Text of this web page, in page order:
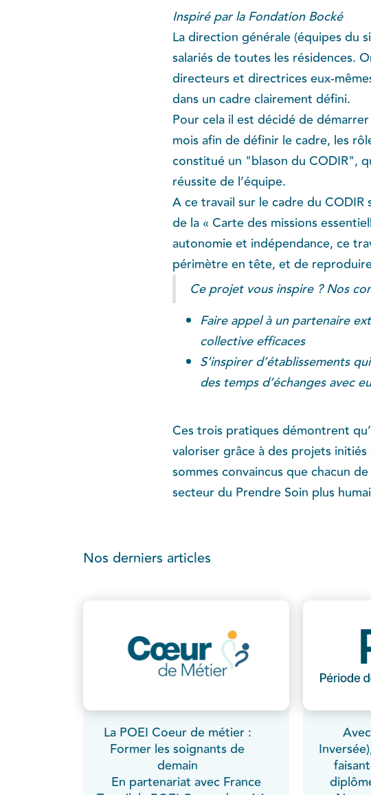
Inspiré par la Fondation Bocké
La direction générale (équipes du
salariés de toutes les résidences.
directeurs et directrices eux-
dans un cadre clairement défini.
Pour cela il est décidé de
mois afin de définir le cadre, les
constitué un "blason du CODIR",
réussite de l’équipe.
A ce travail sur le cadre du CODIR
de la « Carte des missions
autonomie et indépendance, ce
périmètre en tête, et de
Ce projet vous inspire ? Nos
Faire appel à un partenaire
collective efficaces
S’inspirer d’établissements
des temps d’échanges avec
Ces trois pratiques démontrent
valoriser grâce à des projets
sommes convaincus que chacun
secteur du Prendre Soin plus
Nos derniers articles
La POEI Coeur de métier :
Former les soignants de
demain
En partenariat avec France